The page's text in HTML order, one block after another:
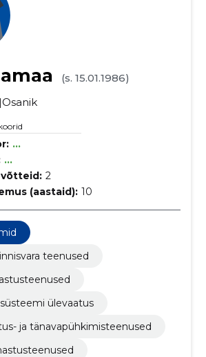
(s. 15.01.1986)
Osanik
...
...
2
(aastaid): 10
teenused
ülevaatus
ja tänavapühkimisteenused